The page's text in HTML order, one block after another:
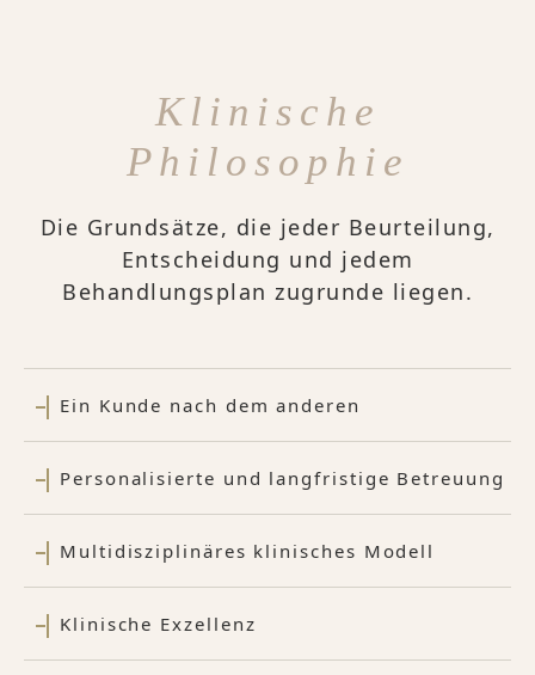
Klinische
Philosophie
Die Grundsätze, die jeder Beurteilung,
Entscheidung und jedem
Behandlungsplan zugrunde liegen.
Ein Kunde nach dem anderen
Personalisierte und langfristige Betreuung
Multidisziplinäres klinisches Modell
Klinische Exzellenz